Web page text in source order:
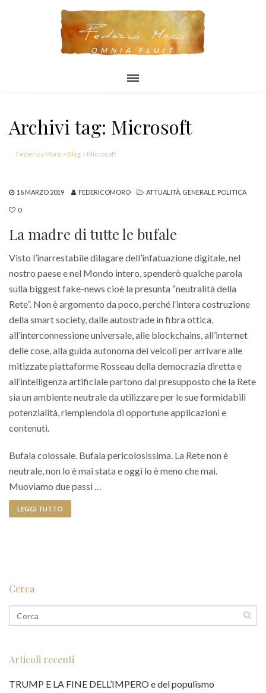
OMNIA FLUIT
Archivi tag: Microsoft
Federico Moro > Blog > Microsoft
16 MARZO 2019 FEDERICOMORO ATTUALITÀ GENERALE POLITICA
0
La madre di tutte le bufale
Visto l’inarrestabile dilagare dell’infatuazione digitale, nel
nostro paese e nel Mondo intero, spenderò qualche parola
sulla biggest fake-news cioè la presunta “neutralità della
Rete”. Non è argomento da poco, perché l’intera costruzione
della smart society, dalle autostrade in fibra ottica,
all’interconnessione universale, alle blockchains, all’internet
delle cose, alla guida autonoma dei veicoli per arrivare alle
mitizzate piattaforme Rosseau della democrazia diretta e
all’intelligenza artificiale partono dal presupposto che la Rete
sia un ambiente neutrale da utilizzare per le sue formidabili
potenzialità, riempiendola di opportune applicazioni e
contenuti.
Bufala colossale. Bufala pericolosissima. La Rete non è
neutrale, non lo è mai stata e oggi lo è meno che mai.
Muoviamo due passi …
LEGGI TUTTO
Cerca
Articoli recenti
TRUMP E LA FINE DELL’IMPERO e del populismo